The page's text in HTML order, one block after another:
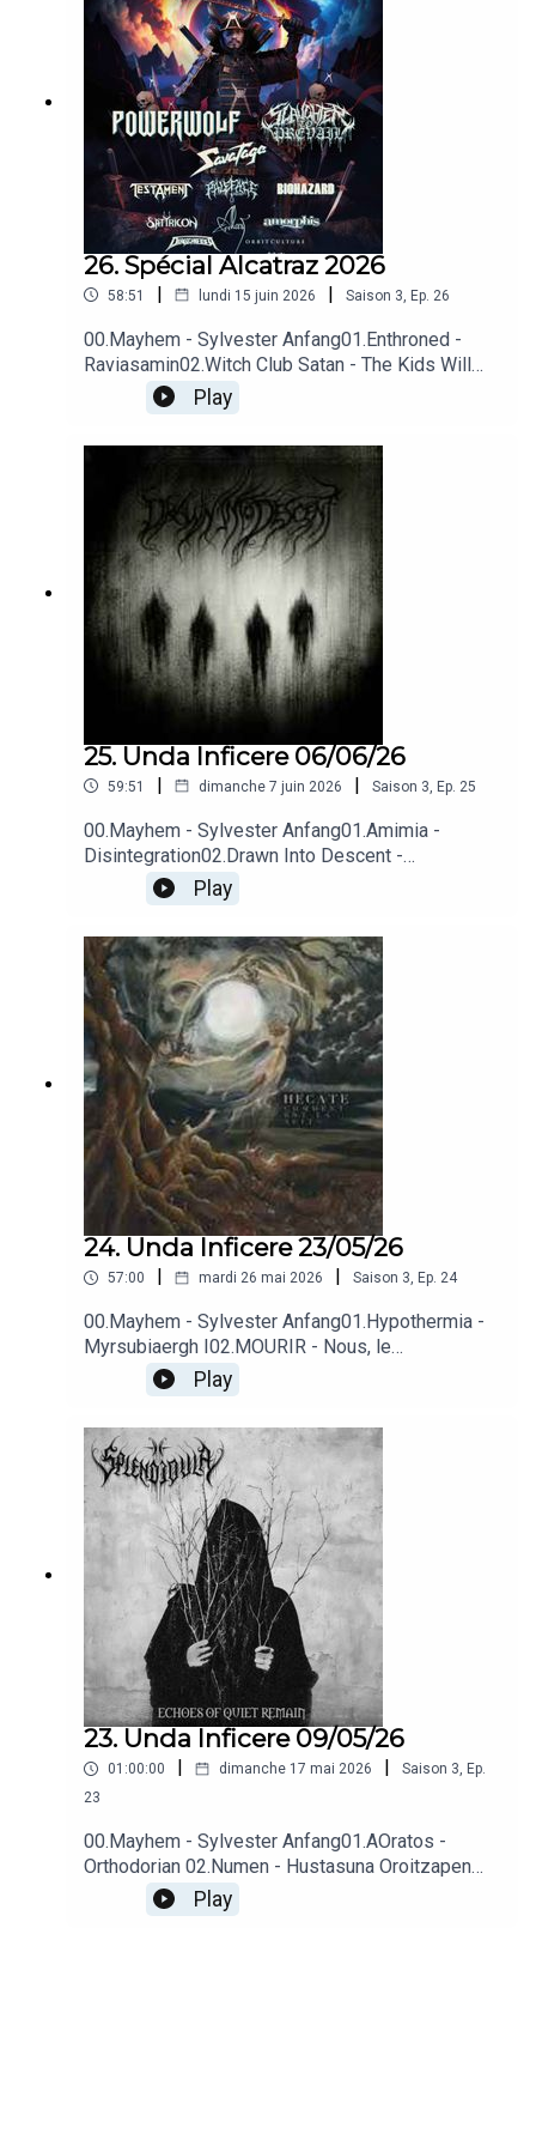
26. Spécial Alcatraz 2026
58:51 | lundi 15 juin 2026 | Saison 3, Ep. 26
00.Mayhem - Sylvester Anfang01.Enthroned -
Raviasamin02.Witch Club Satan - The Kids Will
Kill Us 03.The Ruins Of Beverast - Cathedral Of
Bleeding Statues04.Alcest - Autre Temps05.Aura
Noir - Black Thrash Attack06.Carach Angren - The
Resurrection of Kariba07.Satyricon -
K.I.N.G.08.Blackbraid - Celestial
Bloodlust 09.Behemoth - Sventevith (Storming
Near the Baltic)
Play
25. Unda Inficere 06/06/26
59:51 | dimanche 7 juin 2026 | Saison 3, Ep. 25
00.Mayhem - Sylvester Anfang01.Amimia -
Disintegration02.Drawn Into Descent -
Solitude03.Antilife - Life is Pain 04.Hypothermia -
Svag fysisk lusta
Play
24. Unda Inficere 23/05/26
57:00 | mardi 26 mai 2026 | Saison 3, Ep. 24
00.Mayhem - Sylvester Anfang01.Hypothermia -
Myrsubiaergh I02.MOURIR - Nous, le
venin03.Mork - Ødelagt 04.Hecate - Hymne au
clair de lune 05.Dymna Lotva - Zory 06.Darkthrone
- They Found One Of My Graves7.Azaghal -
Haava
Play
23. Unda Inficere 09/05/26
01:00:00 | dimanche 17 mai 2026 | Saison 3, Ep.
23
00.Mayhem - Sylvester Anfang01.AOratos -
Orthodorian 02.Numen - Hustasuna Oroitzapen
galduen putzua 03.Skaphos - The
Descent 04.SPLENDIDULA feat. Aaron
Play